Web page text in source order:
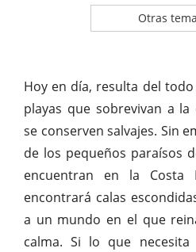
Otras
Hoy en día, resulta del
playas que sobrevivan a
se conserven salvajes. Sin
de los pequeños paraísos
encuentran en la Costa
encontrará calas
a un mundo en el que
calma. Si lo que